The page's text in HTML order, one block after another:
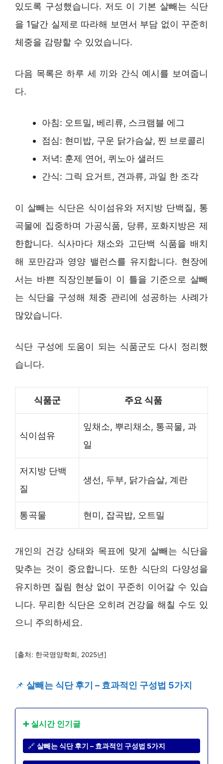
있도록 구성했습니다. 저도 이 기본 살빼는 식단
을 1달간 실제로 따라해 보면서 부담 없이 꾸준히
체중을 감량할 수 있었습니다.
다음 목록은 하루 세 끼와 간식 예시를 보여줍니
다.
아침: 오트밀, 베리류, 스크램블 에그
점심: 현미밥, 구운 닭가슴살, 찐 브로콜리
저녁: 훈제 연어, 퀴노아 샐러드
간식: 그릭 요거트, 견과류, 과일 한 조각
이 살빼는 식단은 식이섬유와 저지방 단백질, 통
곡물에 집중하며 가공식품, 당류, 포화지방은 제
한합니다. 식사마다 채소와 고단백 식품을 배치
해 포만감과 영양 밸런스를 유지합니다. 현장에
서는 바쁜 직장인분들이 이 틀을 기준으로 살빼
는 식단을 구성해 체중 관리에 성공하는 사례가
많았습니다.
식단 구성에 도움이 되는 식품군도 다시 정리했
습니다.
식품군 주요 식품
식이섬유
잎채소, 뿌리채소, 통곡물, 과
일
저지방 단백
질
생선, 두부, 닭가슴살, 계란
통곡물 현미, 잡곡밥, 오트밀
개인의 건강 상태와 목표에 맞게 살빼는 식단을
맞추는 것이 중요합니다. 또한 식단의 다양성을
유지하면 질림 현상 없이 꾸준히 이어갈 수 있습
니다. 무리한 식단은 오히려 건강을 해칠 수도 있
으니 주의하세요.
[출처: 한국영양학회, 2025년]
📌 살빼는 식단 후기 – 효과적인 구성법 5가지
➕ 실시간 인기글
🔗 살빼는 식단 후기 – 효과적인 구성법 5가지